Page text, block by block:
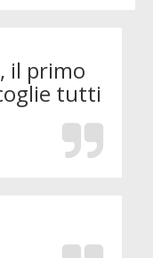
il primo
tutti